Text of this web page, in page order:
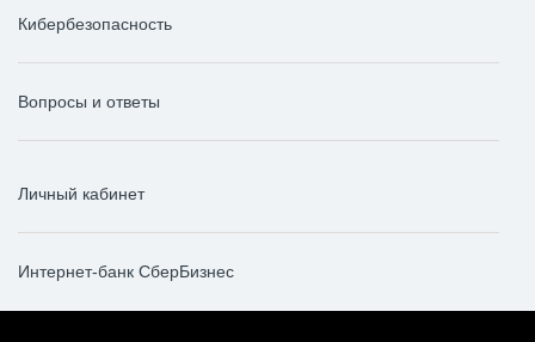
Кибербезопасность
Вопросы и ответы
Личный кабинет
Интернет-банк СберБизнес